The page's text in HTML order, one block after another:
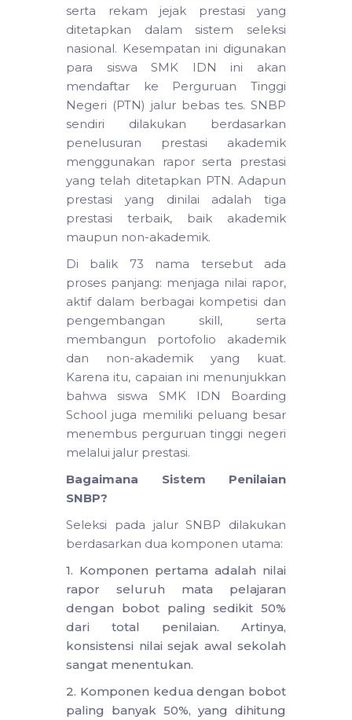
serta rekam jejak prestasi yang
ditetapkan dalam sistem seleksi
nasional. Kesempatan ini digunakan
para siswa SMK IDN ini akan
mendaftar ke Perguruan Tinggi
Negeri (PTN) jalur bebas tes. SNBP
sendiri dilakukan berdasarkan
penelusuran prestasi akademik
menggunakan rapor serta prestasi
yang telah ditetapkan PTN. Adapun
prestasi yang dinilai adalah tiga
prestasi terbaik, baik akademik
maupun non-akademik.
Di balik 73 nama tersebut ada
proses panjang: menjaga nilai rapor,
aktif dalam berbagai kompetisi dan
pengembangan skill, serta
membangun portofolio akademik
dan non-akademik yang kuat.
Karena itu, capaian ini menunjukkan
bahwa siswa SMK IDN Boarding
School juga memiliki peluang besar
menembus perguruan tinggi negeri
melalui jalur prestasi.
Bagaimana Sistem Penilaian
SNBP?
Seleksi pada jalur SNBP dilakukan
berdasarkan dua komponen utama:
1. Komponen pertama adalah nilai
rapor seluruh mata pelajaran
dengan bobot paling sedikit 50%
dari total penilaian. Artinya,
konsistensi nilai sejak awal sekolah
sangat menentukan.
2. Komponen kedua dengan bobot
paling banyak 50%, yang dihitung